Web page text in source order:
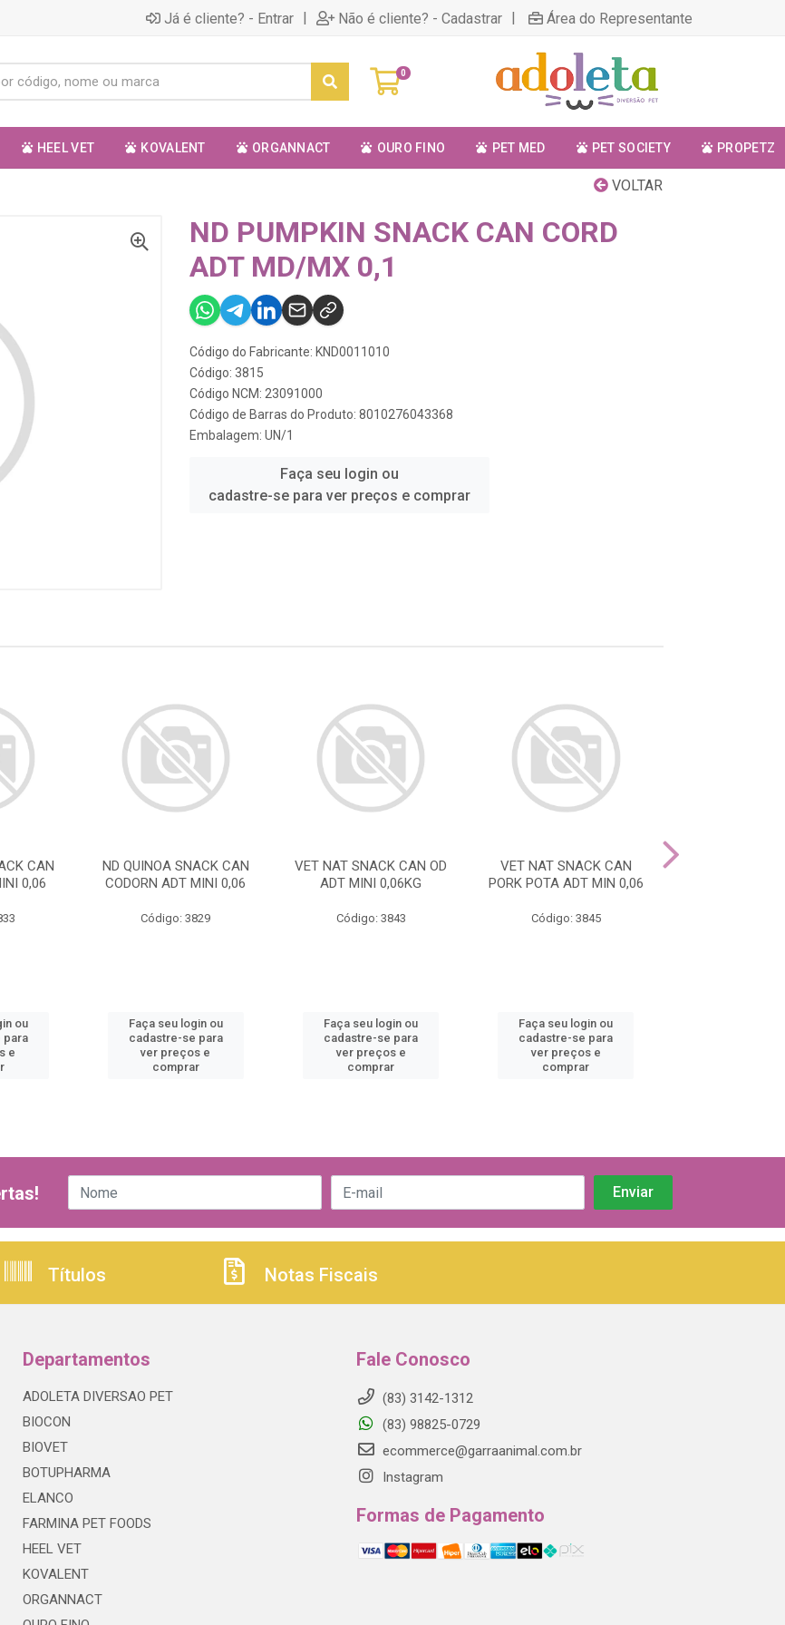
Já é cliente? - Entrar | Não é cliente? - Cadastrar | Área do Representante
0
HEEL VET KOVALENT ORGANNACT OURO FINO PET MED PET SOCIETY PROPETZ
VOLTAR
ND PUMPKIN SNACK CAN CORD
ADT MD/MX 0,1
Código do Fabricante: KND0011010
Código: 3815
Código NCM: 23091000
Código de Barras do Produto: 8010276043368
Embalagem: UN/1
Faça seu login ou
cadastre-se para ver preços e comprar
CAN
0,06
ou
para
e
ND QUINOA SNACK CAN
CODORN ADT MINI 0,06
Código: 3829
Faça seu login ou
cadastre-se para
ver preços e
comprar
VET NAT SNACK CAN OD
ADT MINI 0,06KG
Código: 3843
Faça seu login ou
cadastre-se para
ver preços e
comprar
VET NAT SNACK CAN
PORK POTA ADT MIN 0,06
Código: 3845
Faça seu login ou
cadastre-se para
ver preços e
comprar
Títulos Notas Fiscais
Departamentos
ADOLETA DIVERSAO PET
BIOCON
BIOVET
BOTUPHARMA
ELANCO
FARMINA PET FOODS
HEEL VET
KOVALENT
ORGANNACT
Fale Conosco
(83) 3142-1312
(83) 98825-0729
ecommerce@garraanimal.com.br
Instagram
Formas de Pagamento